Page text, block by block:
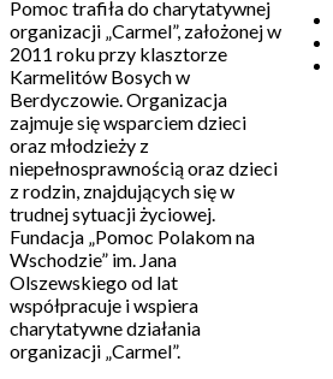
Pomoc trafiła do charytatywnej
organizacji „Carmel”, założonej w
2011 roku przy klasztorze
Karmelitów Bosych w
Berdyczowie. Organizacja
zajmuje się wsparciem dzieci
oraz młodzieży z
niepełnosprawnością oraz dzieci
z rodzin, znajdujących się w
trudnej sytuacji życiowej.
Fundacja „Pomoc Polakom na
Wschodzie” im. Jana
Olszewskiego od lat
współpracuje i wspiera
charytatywne działania
organizacji „Carmel”.